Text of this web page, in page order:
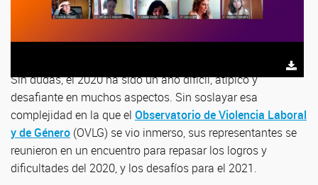
Sin dudas, el 2020 ha sido un año difícil, atípico y
desafiante en muchos aspectos. Sin soslayar esa
complejidad en la que el Observatorio de Violencia Laboral
y de Género (OVLG) se vio inmerso, sus representantes se
reunieron en un encuentro para repasar los logros y
dificultades del 2020, y los desafíos para el 2021.